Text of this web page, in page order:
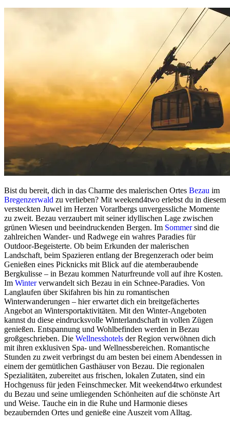
Bist du bereit, dich in das Charme des malerischen Ortes Bezau im
Bregenzerwald zu verlieben? Mit weekend4two erlebst du in diesem
versteckten Juwel im Herzen Vorarlbergs unvergessliche Momente
zu zweit. Bezau verzaubert mit seiner idyllischen Lage zwischen
grünen Wiesen und beeindruckenden Bergen. Im Sommersind die
zahlreichen Wander- und Radwege ein wahres Paradies für
Outdoor-Begeisterte. Ob beim Erkunden der malerischen
Landschaft, beim Spazieren entlang der Bregenzerach oder beim
Genießen eines Picknicks mit Blick auf die atemberaubende
Bergkulisse – in Bezau kommen Naturfreunde voll auf ihre Kosten.
Im Winterverwandelt sich Bezau in ein Schnee-Paradies. Von
Langlaufen über Skifahren bis hin zu romantischen
Winterwanderungen – hier erwartet dich ein breitgefächertes
Angebot an Wintersportaktivitäten. Mit den Winter-Angeboten
kannst du diese eindrucksvolle Winterlandschaft in vollen Zügen
genießen. Entspannung und Wohlbefinden werden in Bezau
großgeschrieben. Die Wellnesshotels der Region verwöhnen dich
mit ihren exklusiven Spa- und Wellnessbereichen. Romantische
Stunden zu zweit verbringst du am besten bei einem Abendessen in
einem der gemütlichen Gasthäuser von Bezau. Die regionalen
Spezialitäten, zubereitet aus frischen, lokalen Zutaten, sind ein
Hochgenuss für jeden Feinschmecker. Mit weekend4two erkundest
du Bezau und seine umliegenden Schönheiten auf die schönste Art
und Weise. Tauche ein in die Ruhe und Harmonie dieses
bezaubernden Ortes und genieße eine Auszeit vom Alltag.